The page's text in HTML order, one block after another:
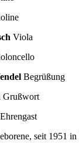
Viola
Begrüßung
Grußwort
Ehrengast
seit 1951 in